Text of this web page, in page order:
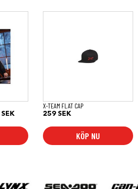
SEKPrisintervall:
till
1.790 SEK
X-TEAM FLAT CAP
259SEK
KÖP NU